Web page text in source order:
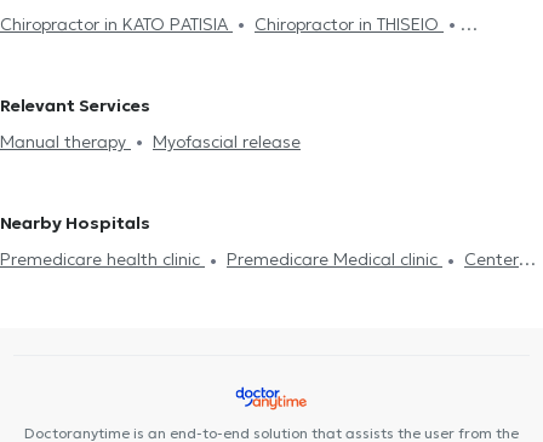
Chiropractor in KATO PATISIA
Chiropractor in THISEIO
Relevant Services
Manual therapy
Myofascial release
Nearby Hospitals
Premedicare health clinic
Premedicare Medical clinic
Center
Doctoranytime is an end-to-end solution that assists the user from the